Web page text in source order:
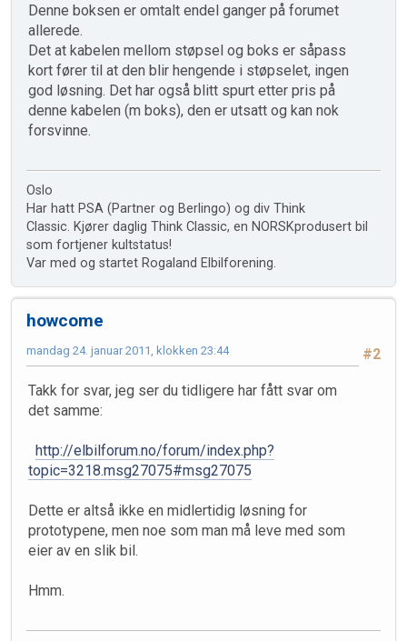
Denne boksen er omtalt endel ganger på forumet
allerede.
Det at kabelen mellom støpsel og boks er såpass
kort fører til at den blir hengende i støpselet, ingen
god løsning. Det har også blitt spurt etter pris på
denne kabelen (m boks), den er utsatt og kan nok
forsvinne.
Oslo
Har hatt PSA (Partner og Berlingo) og div Think
Classic. Kjører daglig Think Classic, en NORSKprodusert bil
som fortjener kultstatus!
Var med og startet Rogaland Elbilforening.
howcome
#2
mandag 24. januar 2011, klokken 23:44
Takk for svar, jeg ser du tidligere har fått svar om
det samme:
http://elbilforum.no/forum/index.php?
topic=3218.msg27075#msg27075
Dette er altså ikke en midlertidig løsning for
prototypene, men noe som man må leve med som
eier av en slik bil.
Hmm.